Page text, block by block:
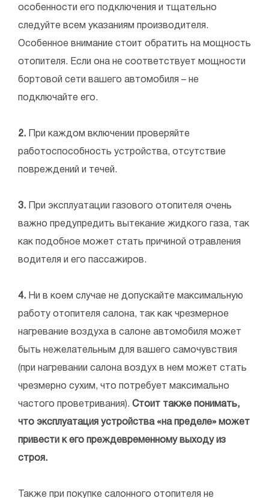
особенности его подключения и тщательно
следуйте всем указаниям производителя.
Особенное внимание стоит обратить на мощность
отопителя. Если она не соответствует мощности
бортовой сети вашего автомобиля – не
подключайте его.
2. При каждом включении проверяйте
работоспособность устройства, отсутствие
повреждений и течей.
3. При эксплуатации газового отопителя очень
важно предупредить вытекание жидкого газа, так
как подобное может стать причиной отравления
водителя и его пассажиров.
4. Ни в коем случае не допускайте максимальную
работу отопителя салона, так как чрезмерное
нагревание воздуха в салоне автомобиля может
быть нежелательным для вашего самочувствия
(при нагревании салона воздух в нем может стать
чрезмерно сухим, что потребует максимально
частого проветривания). Стоит также понимать,
что эксплуатация устройства «на пределе» может
привести к его преждевременному выходу из
строя.
Также при покупке салонного отопителя не